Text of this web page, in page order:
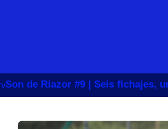
Son de Riazor #9 | Seis fichajes,